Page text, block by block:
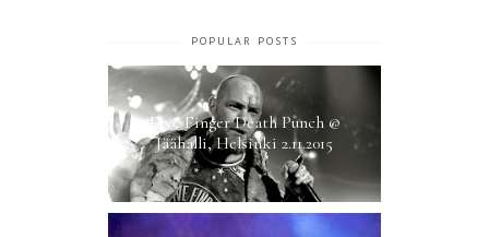
POPULAR POSTS
Five Finger Death Punch @
Jäähalli, Helsinki 2.11.2015